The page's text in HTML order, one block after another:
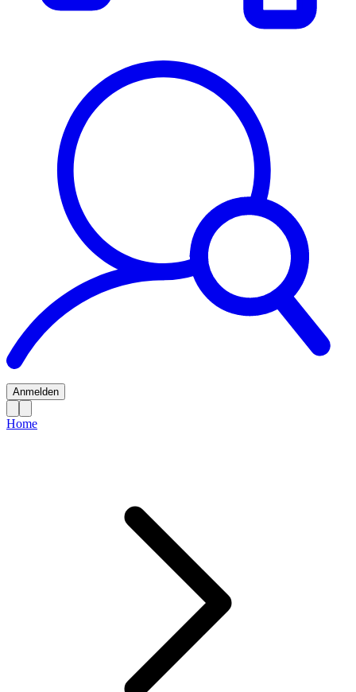
Anmelden
Home